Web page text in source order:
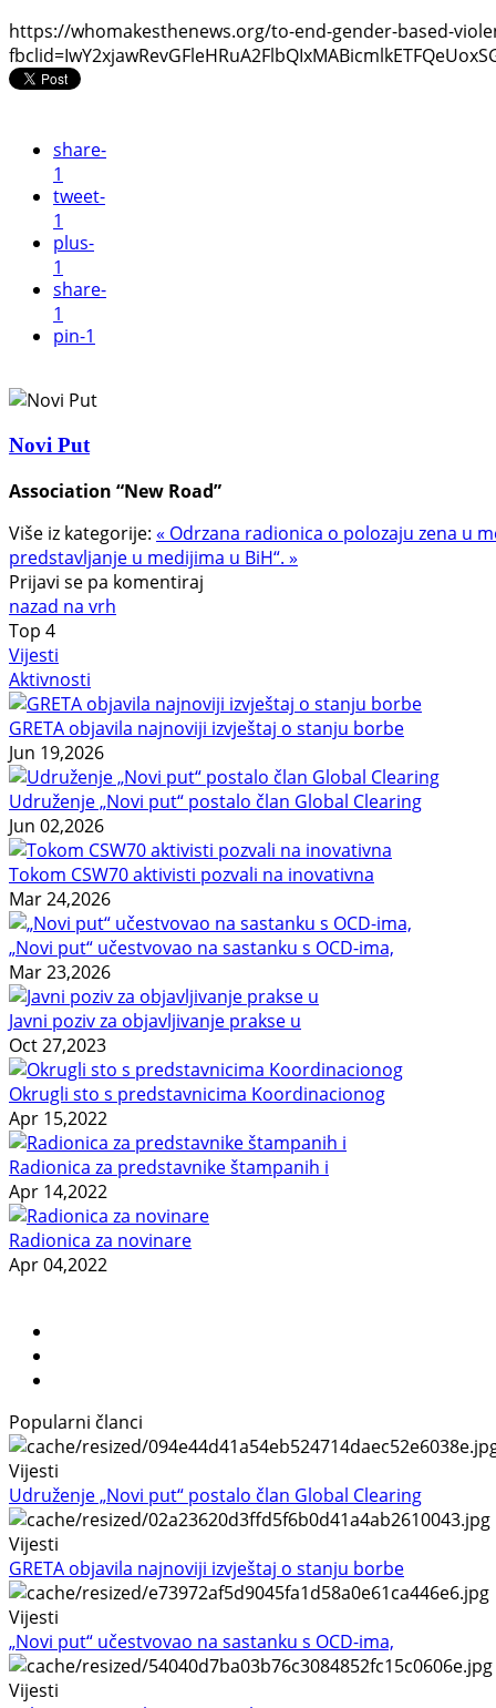
https://whomakesthenews.org/to-end-gender-based-
share-
1
tweet-
1
plus-
1
share-
1
pin-1
Novi Put
Association “New Road”
Više iz kategorije: « Odrzana radionica o polozaju zena u
predstavljanje u medijima u BiH“. »
Prijavi se pa komentiraj
nazad na vrh
Top 4
Vijesti
Aktivnosti
GRETA objavila najnoviji izvještaj o stanju borbe
Jun 19,2026
Udruženje „Novi put“ postalo član Global Clearing
Jun 02,2026
Tokom CSW70 aktivisti pozvali na inovativna
Mar 24,2026
„Novi put“ učestvovao na sastanku s OCD-ima,
Mar 23,2026
Javni poziv za objavljivanje prakse u
Oct 27,2023
Okrugli sto s predstavnicima Koordinacionog
Apr 15,2022
Radionica za predstavnike štampanih i
Apr 14,2022
Radionica za novinare
Apr 04,2022
Popularni članci
Vijesti
Udruženje „Novi put“ postalo član Global Clearing
Vijesti
GRETA objavila najnoviji izvještaj o stanju borbe
Vijesti
„Novi put“ učestvovao na sastanku s OCD-ima,
Vijesti